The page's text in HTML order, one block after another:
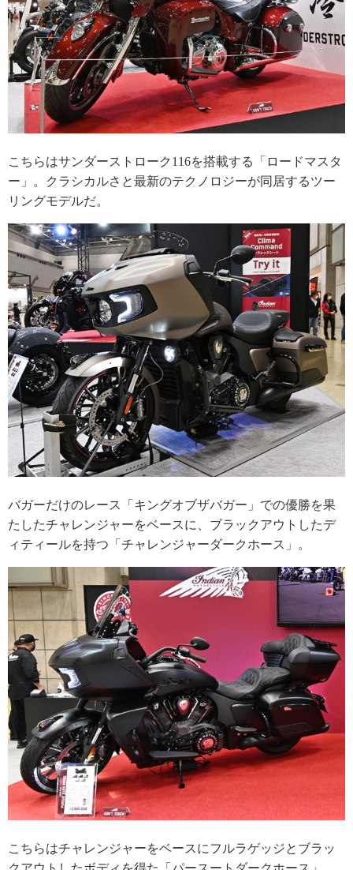
こちらはサンダーストローク116を搭載する「ロードマスタ
ー」。クラシカルさと最新のテクノロジーが同居するツー
リングモデルだ。
バガーだけのレース「キングオブザバガー」での優勝を果
たしたチャレンジャーをベースに、ブラックアウトしたデ
ィティールを持つ「チャレンジャーダークホース」。
こちらはチャレンジャーをベースにフルラゲッジとブラッ